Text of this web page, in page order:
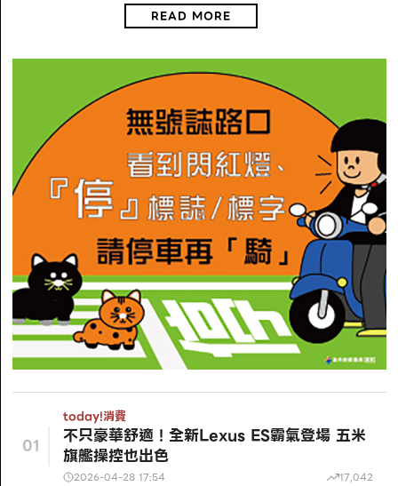
READ MORE
01
today!消費
不只豪華舒適！全新Lexus ES霸氣登場 五米
旗艦操控也出色
2026-04-28 17:54 17,042